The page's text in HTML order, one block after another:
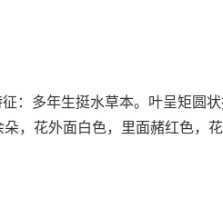
：多年生挺水草本。叶呈矩圆
，花外面白色，里面赭红色，